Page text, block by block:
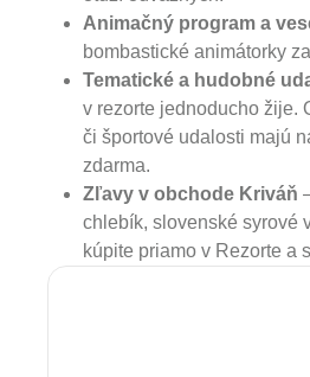
Animačný program a
bombastické animátorky
Tematické a hudobné
v rezorte jednoducho žije.
či športové udalosti majú
zdarma.
Zľavy v obchode Kriváň
chlebík, slovenské syrové
kúpite priamo v Rezorte a